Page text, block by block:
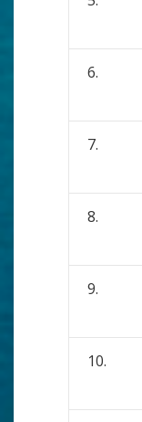
6.
7.
8.
9.
10.